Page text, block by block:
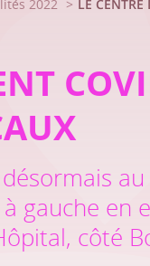
2022
LE
gauche en
côté